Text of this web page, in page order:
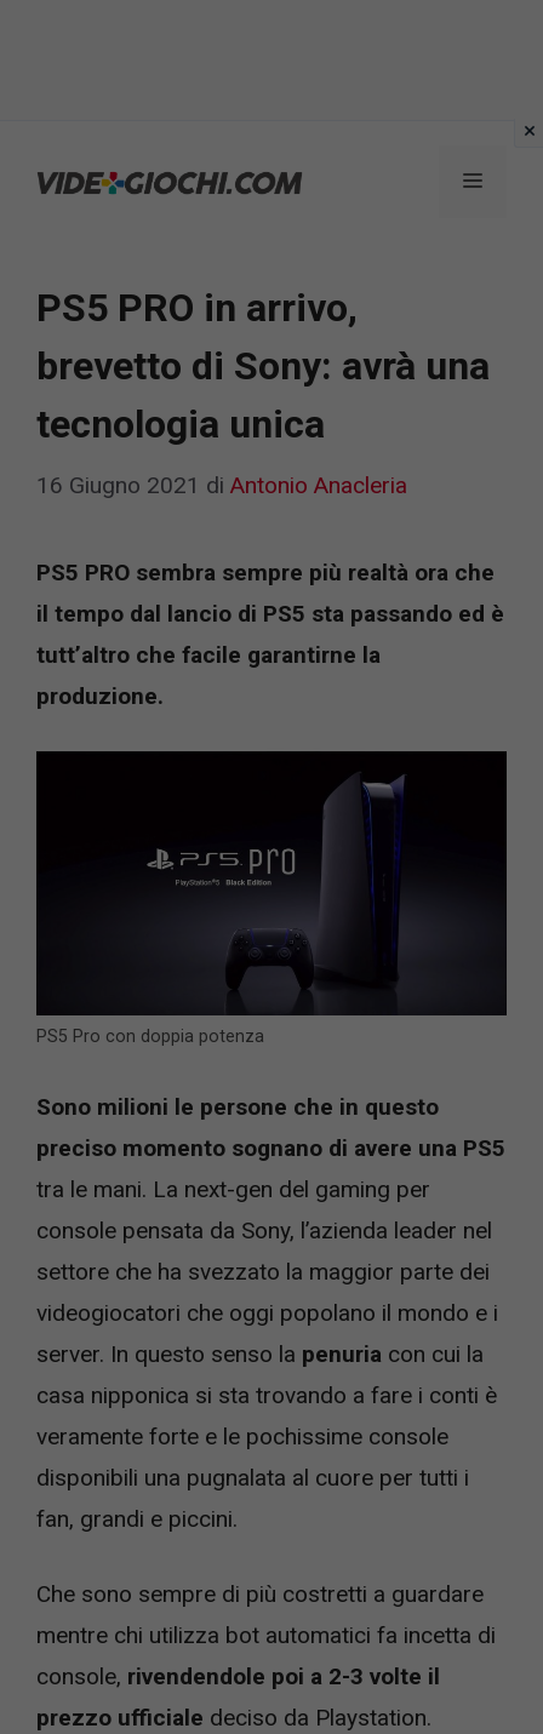
Menu
PS5 PRO in arrivo,
brevetto di Sony: avrà una
tecnologia unica
16 Giugno 2021 di Antonio Anacleria
PS5 PRO sembra sempre più realtà ora che
il tempo dal lancio di PS5 sta passando ed è
tutt’altro che facile garantirne la
produzione.
PS5 Pro con doppia potenza
Sono milioni le persone che in questo
preciso momento sognano di avere una PS5
tra le mani. La next-gen del gaming per
console pensata da Sony, l’azienda leader nel
settore che ha svezzato la maggior parte dei
videogiocatori che oggi popolano il mondo e i
server. In questo senso la penuria con cui la
casa nipponica si sta trovando a fare i conti è
veramente forte e le pochissime console
disponibili una pugnalata al cuore per tutti i
fan, grandi e piccini.
Che sono sempre di più costretti a guardare
mentre chi utilizza bot automatici fa incetta di
console, rivendendole poi a 2-3 volte il
prezzo ufficiale deciso da Playstation.